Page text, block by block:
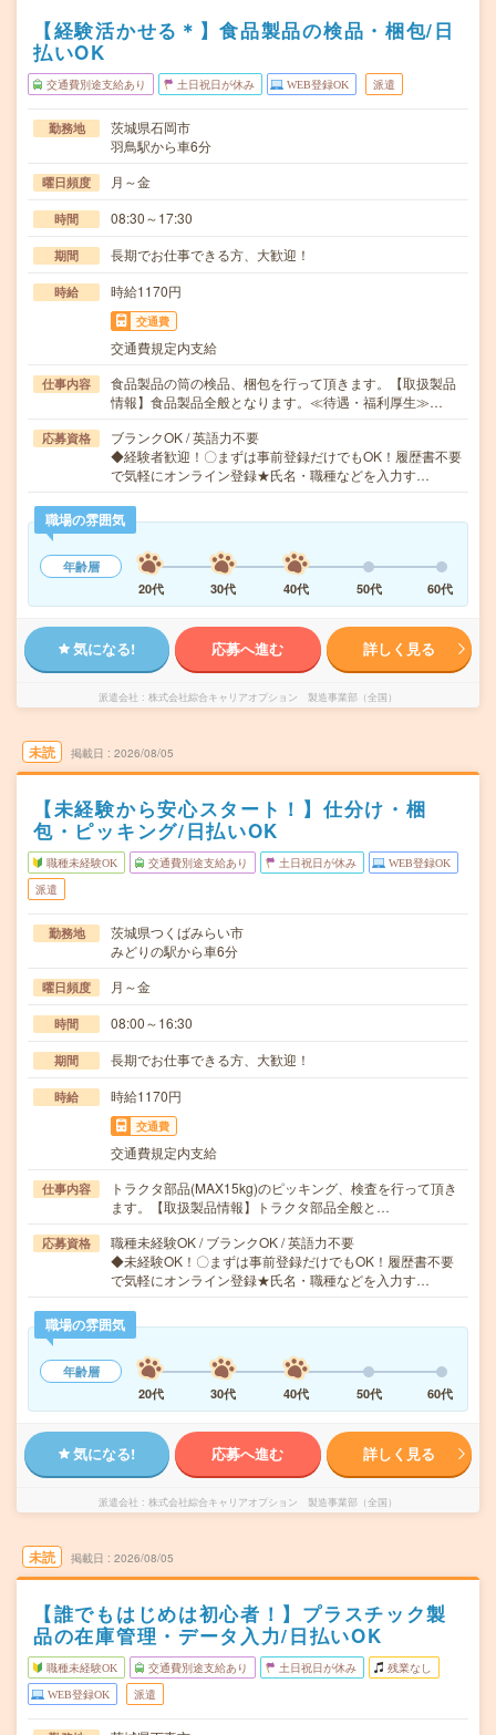
【経験活かせる＊】食品製品の検品・梱包/日
払いOK
交通費別途支給あり 土日祝日が休み WEB登録OK 派遣
勤務地
茨城県石岡市
羽鳥駅から車6分
曜日頻度 月～金
時間 08:30～17:30
期間 長期でお仕事できる方、大歓迎！
時給 時給1170円
交通費
交通費規定内支給
仕事内容
食品製品の筒の検品、梱包を行って頂きます。【取扱製品
情報】食品製品全般となります。≪待遇・福利厚生≫…
応募資格
ブランクOK / 英語力不要
◆経験者歓迎！〇まずは事前登録だけでもOK！履歴書不要
で気軽にオンライン登録★氏名・職種などを入力す…
職場の雰囲気
年齢層
20代
30代 40代 50代 60代
気になる! 応募へ進む 詳しく見る
派遣会社 株式会社綜合キャリアオプション 製造事業部（全国）
未読 掲載日 2026/08/05
【未経験から安心スタート！】仕分け・梱
包・ピッキング/日払いOK
職種未経験OK 交通費別途支給あり 土日祝日が休み WEB登録OK
派遣
勤務地
茨城県つくばみらい市
みどりの駅から車6分
曜日頻度 月～金
時間 08:00～16:30
期間 長期でお仕事できる方、大歓迎！
時給 時給1170円
交通費
交通費規定内支給
仕事内容
トラクタ部品(MAX15kg)のピッキング、検査を行って頂き
ます。【取扱製品情報】トラクタ部品全般と…
応募資格
職種未経験OK / ブランクOK / 英語力不要
◆未経験OK！〇まずは事前登録だけでもOK！履歴書不要
で気軽にオンライン登録★氏名・職種などを入力す…
職場の雰囲気
年齢層
20代
30代 40代 50代 60代
気になる! 応募へ進む 詳しく見る
派遣会社 株式会社綜合キャリアオプション 製造事業部（全国）
未読 掲載日 2026/08/05
【誰でもはじめは初心者！】プラスチック製
品の在庫管理・データ入力/日払いOK
職種未経験OK 交通費別途支給あり 土日祝日が休み 残業なし
WEB登録OK 派遣